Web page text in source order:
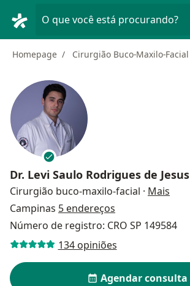
O que você está procurando?
Homepage Cirurgião Buco-Maxilo-Facial
Dr. Levi Saulo Rodrigues de Jesus
Cirurgião buco-maxilo-facial · Mais
Campinas 5 endereços
Número de registro: CRO SP 149584
134 opiniões
Agendar consulta